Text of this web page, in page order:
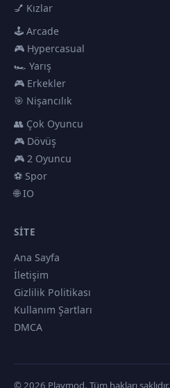
💅 Kızlar
🕹️ Arcade
🎮 Hypercasual
🏎️ Yarış
🎮 Erkekler
🎯 Nişancılık
👥 Çok Oyuncu
🎮 Dövüş
🎮 2 Oyuncu
⚽ Spor
🌐 IO
SITE
Ana Sayfa
İletişim
Gizlilik Politikası
Kullanım Şartları
DMCA
© 2026 Playmod. Tüm hakları saklıdır.